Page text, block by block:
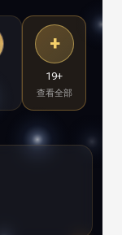
+
19+
查看全部